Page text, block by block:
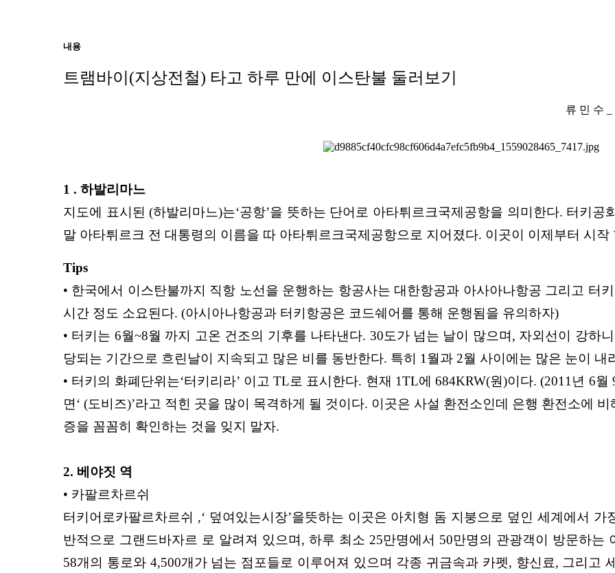
내용
트램바이(지상전철) 타고 하루 만에 이스탄불 둘러보기
류 민 수
1 . 하발리마느
지도에 표시된 (하발리마느)는‘공항’을 뜻하는 단어로 아타튀르크국제공항을 의미한다. 터키공
말 아타튀르크 전 대통령의 이름을 따 아타튀르크국제 공항으로 지어졌다. 이곳이 이제부터 시작
Tips
• 한국에서 이스탄불까지 직항 노선을 운행하는 항공사는 대한항공과 아사아나항공 그리고 터
시간 정도 소요된다. (아시아나항공과 터키항공은 코드쉐 어를 통해 운행됨을 유의하자)
• 터키는 6월~8월 까지 고온 건조의 기후를 나타낸다. 30도가 넘는 날이 많으며, 자외선이 강하
당되는 기간으로 흐린날이 지속되고 많은 비를 동반한다. 특히 1월과 2월 사이에는 많은 눈이 내
• 터키의 화폐단위는‘터키리라’ 이고 TL로 표시한다. 현재 1TL에 684KRW(원)이다. (2011년 6
면‘ (도비즈)’라고 적힌 곳을 많이 목격하게 될 것이다. 이곳은 사설 환전소인데 은행 환전소에 비
증을 꼼꼼히 확인하는 것을 잊지 말자.
2. 베야짓 역
• 카팔르차르쉬
터키어로카팔르차르쉬 ,‘ 덮여있는시장’을뜻하는 이곳은 아치형 돔 지붕으로 덮인 세계에서 가
반적으로 그랜드바자르 로 알려져 있으며, 하루 최소 25만명에서 50만명의 관광객이 방문하는
58개의 통로와 4,500개가 넘는 점포들로 이 루어져 있으며 각종 귀금속과 카펫, 향신료, 그리고